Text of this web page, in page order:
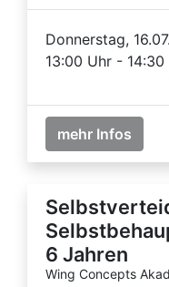
Donnerstag,
13:00 Uhr - 14:30
mehr Infos
6 Jahren
Wing Concepts